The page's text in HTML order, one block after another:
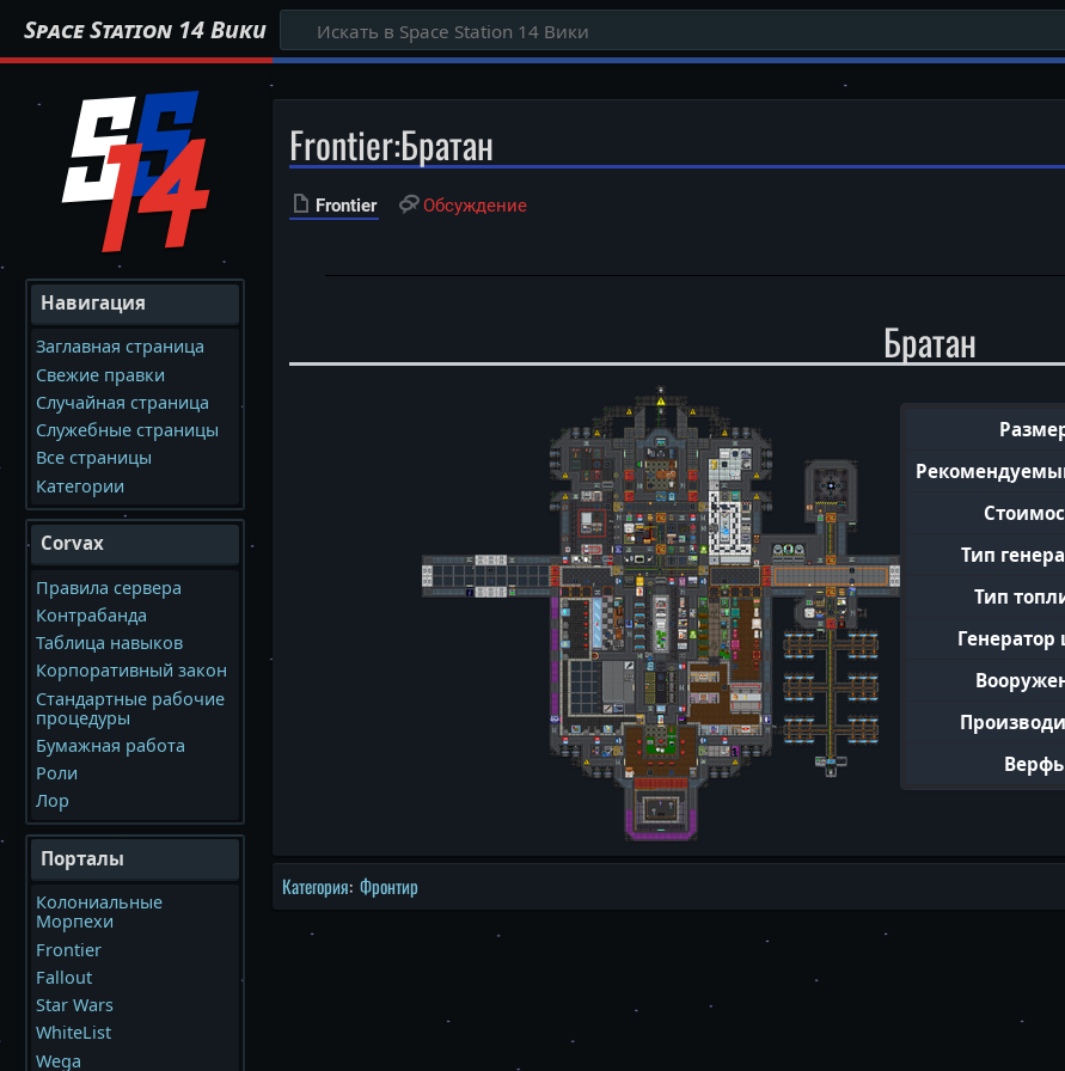
Space Station 14 Вики
Frontier:Братан
Frontier Обсуждение
Братан
Тип
Тип
Генератор
Верфь
Категория: Фронтир
Навигация
Заглавная страница
Свежие правки
Случайная страница
Служебные страницы
Все страницы
Категории
Corvax
Правила сервера
Контрабанда
Таблица навыков
Корпоративный закон
Стандартные рабочие
процедуры
Бумажная работа
Роли
Лор
Порталы
Колониальные
Морпехи
Frontier
Fallout
Star Wars
WhiteList
Wega